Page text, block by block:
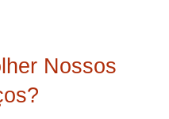
Nossos